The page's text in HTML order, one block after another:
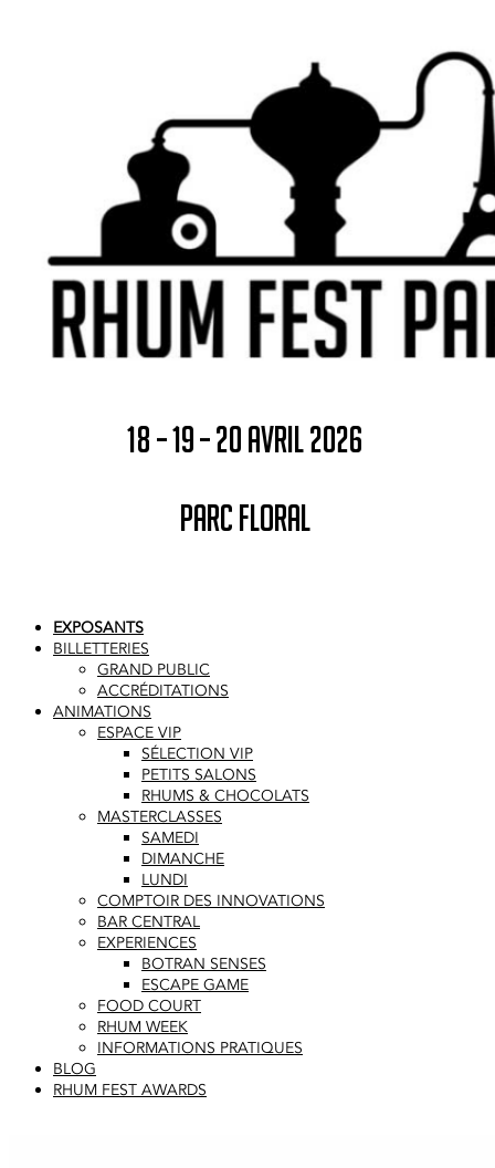
18 – 19 – 20 AVRIL 2026
PARC FLORAL
EXPOSANTS
BILLETTERIES
GRAND PUBLIC
ACCRÉDITATIONS
ANIMATIONS
ESPACE VIP
SÉLECTION VIP
PETITS SALONS
RHUMS & CHOCOLATS
MASTERCLASSES
SAMEDI
DIMANCHE
LUNDI
COMPTOIR DES INNOVATIONS
BAR CENTRAL
EXPERIENCES
BOTRAN SENSES
ESCAPE GAME
FOOD COURT
RHUM WEEK
INFORMATIONS PRATIQUES
BLOG
RHUM FEST AWARDS